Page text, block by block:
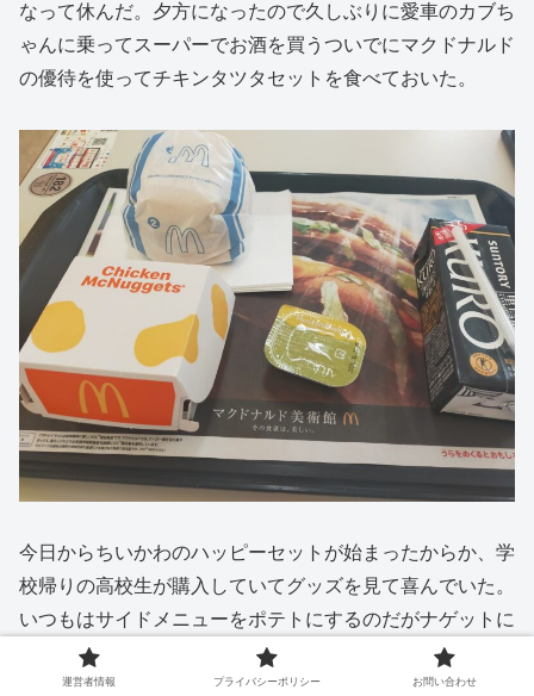
なって休んだ。夕方になったので久しぶりに愛車のカブち
ゃんに乗ってスーパーでお酒を買うついでにマクドナルド
の優待を使ってチキンタツタセットを食べておいた。
今日からちいかわのハッピーセットが始まったからか、学
校帰りの高校生が購入していてグッズを見て喜んでいた。
いつもはサイドメニューをポテトにするのだがナゲットに
した。疲れている体に肉は効く。
運営者情報 プライバシーポリシー お問い合わせ